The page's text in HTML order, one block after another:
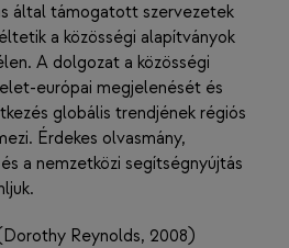
által támogatott szervezetek
a közösségi alapítványok
A dolgozat a közösségi
európai megjelenését és
globális trendjének régiós
Érdekes olvasmány,
a nemzetközi segítségnyújtás
Reynolds, 2008)